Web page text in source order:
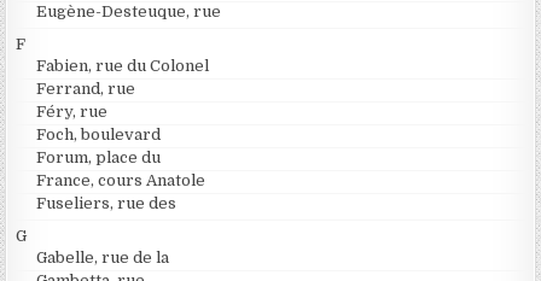
Eugène-Desteuque, rue
F
Fabien, rue du Colonel
Ferrand, rue
Féry, rue
Foch, boulevard
Forum, place du
France, cours Anatole
Fuseliers, rue des
G
Gabelle, rue de la